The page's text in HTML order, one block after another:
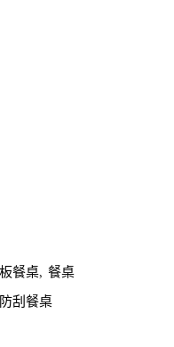
餐桌, 餐桌
防刮餐桌